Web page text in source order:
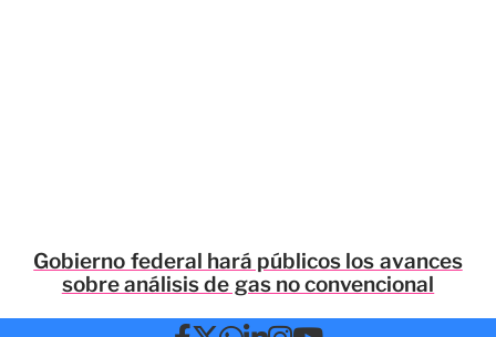
Gobierno federal hará públicos los avances
sobre análisis de gas no convencional